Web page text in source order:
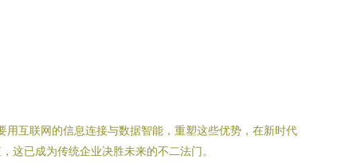
互联网的信息连接与数据智能，重塑这些优势，在新时代
这已成为传统企业决胜未来的不二法门。